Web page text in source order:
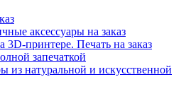
аксессуары на заказ
3D-принтере. Печать на заказ
запечаткой
из натуральной и искусственной